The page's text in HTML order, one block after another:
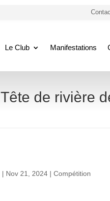
Le Club Manifestations
Tête de rivière
| Nov 21, 2024 |Compétition